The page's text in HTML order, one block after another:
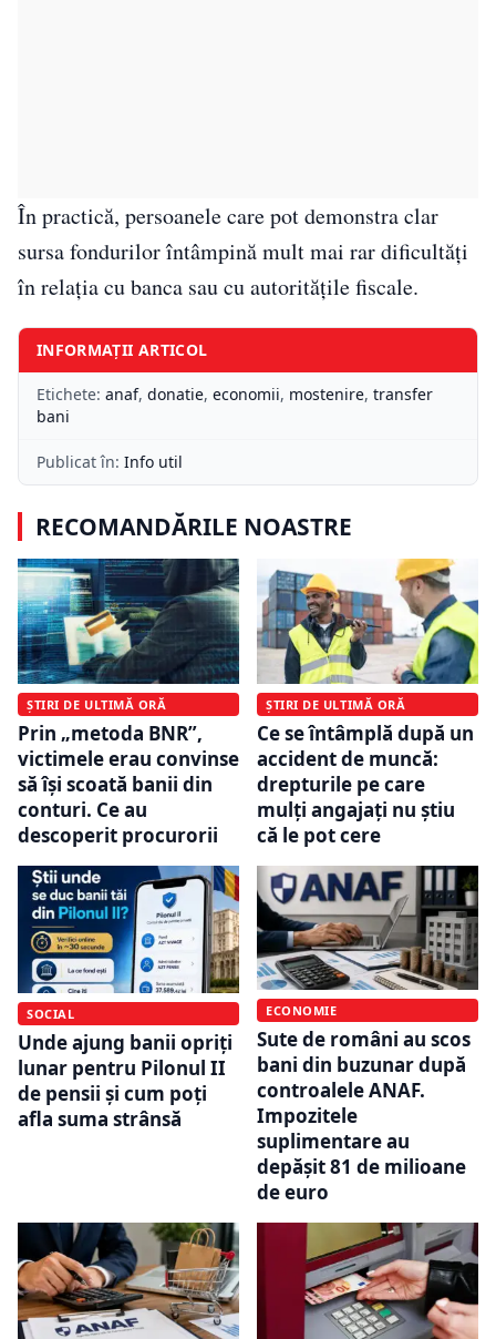
În practică, persoanele care pot demonstra clar
sursa fondurilor întâmpină mult mai rar dificultăți
în relația cu banca sau cu autoritățile fiscale.
INFORMAȚII ARTICOL
Etichete: anaf, donatie, economii, mostenire, transfer
bani
Publicat în: Info util
RECOMANDĂRILE NOASTRE
ȘTIRI DE ULTIMĂ ORĂ
Prin „metoda BNR”,
victimele erau convinse
să își scoată banii din
conturi. Ce au
descoperit procurorii
ȘTIRI DE ULTIMĂ ORĂ
Ce se întâmplă după un
accident de muncă:
drepturile pe care
mulți angajați nu știu
că le pot cere
SOCIAL
Unde ajung banii opriți
lunar pentru Pilonul II
de pensii și cum poți
afla suma strânsă
ECONOMIE
Sute de români au scos
bani din buzunar după
controalele ANAF.
Impozitele
suplimentare au
depășit 81 de milioane
de euro